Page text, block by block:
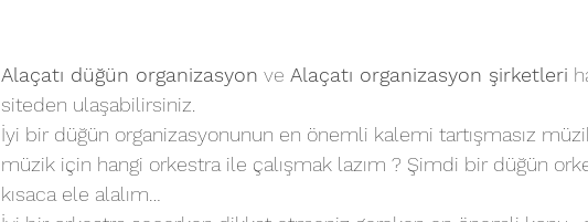
Alaçatı düğün organizasyon ve Alaçatı organizasyon şirketleri
siteden ulaşabilirsiniz.
İyi bir düğün organizasyonunun en önemli kalemi tartışmasız
müzik için hangi orkestra ile çalışmak lazım ? Şimdi bir düğün
kısaca ele alalım…